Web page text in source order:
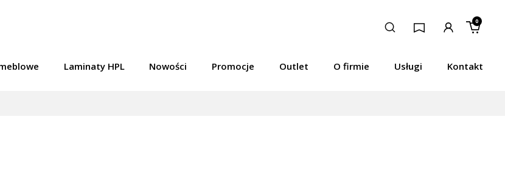
Laminaty HPL Nowości Promocje Outlet O firmie Usługi Kontakt
0